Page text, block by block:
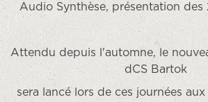
Audio Synthèse, présentation
Attendu depuis l'automne, le
dCS Bartok
sera lancé lors de ces journées